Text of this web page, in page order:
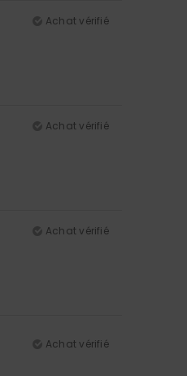
Achat vérifié
Achat vérifié
Achat vérifié
Achat vérifié